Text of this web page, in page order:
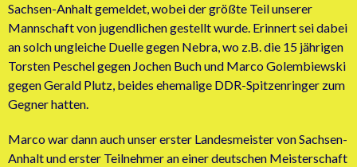
Sachsen-Anhalt gemeldet, wobei der größte Teil unserer
Mannschaft von jugendlichen gestellt wurde. Erinnert sei dabei
an solch ungleiche Duelle gegen Nebra, wo z.B. die 15 jährigen
Torsten Peschel gegen Jochen Buch und Marco Golembiewski
gegen Gerald Plutz, beides ehemalige DDR-Spitzenringer zum
Gegner hatten.
Marco war dann auch unser erster Landesmeister von Sachsen-
Anhalt und erster Teilnehmer an einer deutschen Meisterschaft